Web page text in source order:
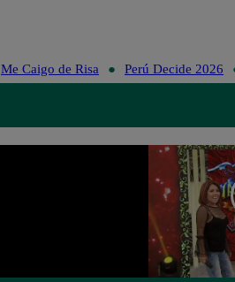
Me Caigo de Risa Perú Decide 2026